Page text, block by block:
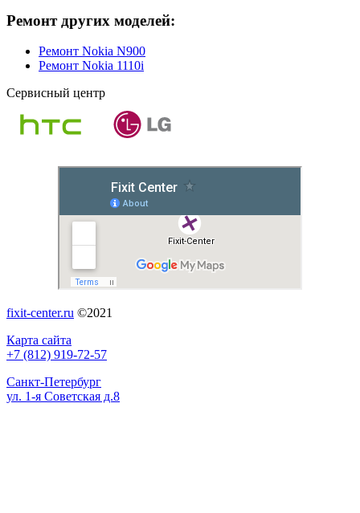
Ремонт других моделей:
Ремонт Nokia N900
Ремонт Nokia 1110i
Сервисный центр
fixit-center.ru ©2021
Карта сайта
+7 (812) 919-72-57
Санкт-Петербург
ул. 1-я Советская д.8